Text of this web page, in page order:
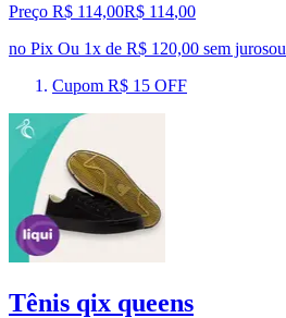
Preço R$ 114,00R$ 114,00
no Pix Ou 1x de R$ 120,00 sem jurosou
Cupom R$ 15 OFF
Tênis qix queens